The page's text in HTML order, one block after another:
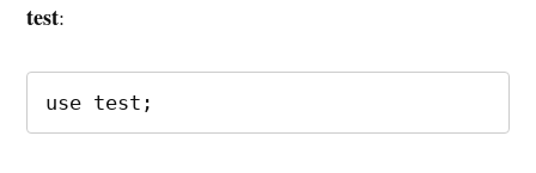
test:
use test;